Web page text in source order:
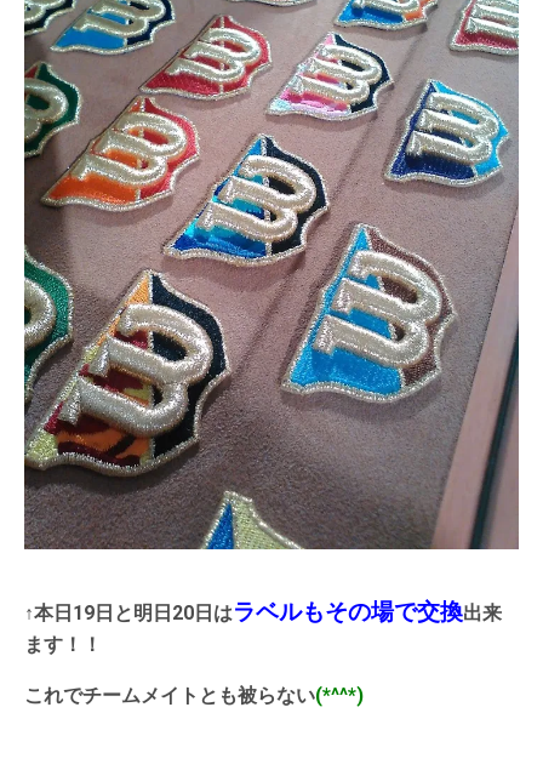
↑本日19日と明日20日はラベルもその場で交換出来
ます！！
これでチームメイトとも被らない(*^^*)